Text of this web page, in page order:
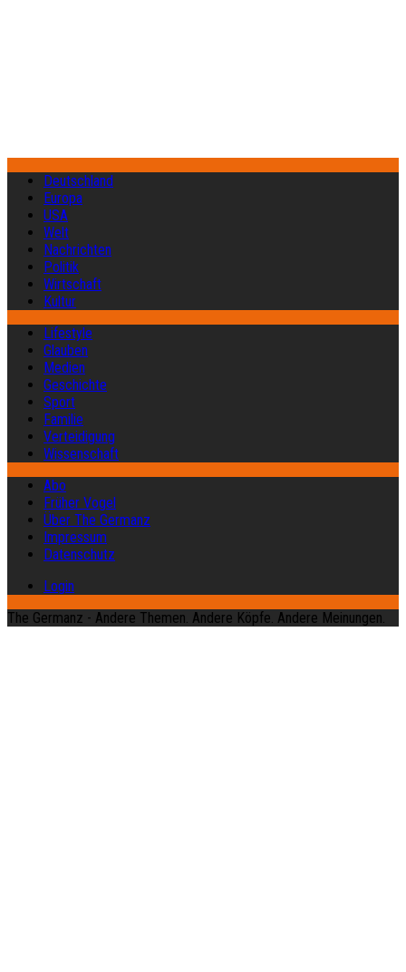
Deutschland
Europa
USA
Welt
Nachrichten
Politik
Wirtschaft
Kultur
Lifestyle
Glauben
Medien
Geschichte
Sport
Familie
Verteidigung
Wissenschaft
Abo
Früher Vogel
Über The Germanz
Impressum
Datenschutz
Login
The Germanz - Andere Themen. Andere Köpfe. Andere Meinungen.